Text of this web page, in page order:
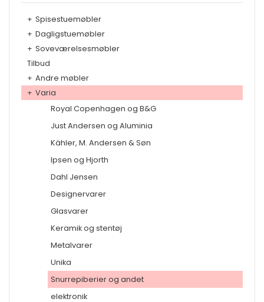
+ Spisestuemøbler
+ Dagligstuemøbler
+ Soveværelsesmøbler
Tilbud
+ Andre møbler
+ Varia
Royal Copenhagen og B&G
Just Andersen og Aluminia
Kähler, M. Andersen & Søn
Ipsen og Hjorth
Dahl Jensen
Designervarer
Glasvarer
Keramik og stentøj
Metalvarer
Unika
Snurrepiberier og andet
elektronik